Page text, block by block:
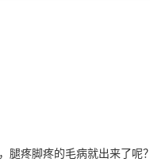
腿疼脚疼的毛病就出来了